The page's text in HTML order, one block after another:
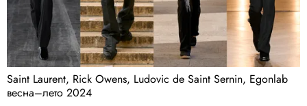
Saint Laurent, Rick Owens, Ludovic de Saint Sernin, Egonlab
весна–лето 2024